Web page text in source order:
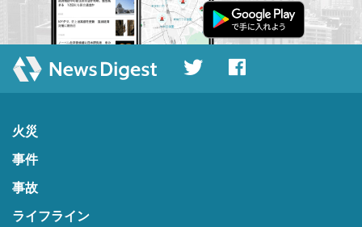
火災
事件
事故
ライフライン